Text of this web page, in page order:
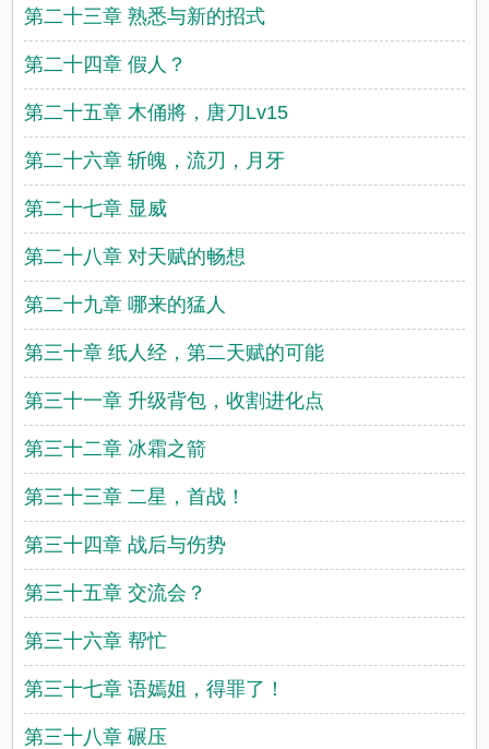
第二十三章 熟悉与新的招式
第二十四章 假人？
第二十五章 木俑將，唐刀Lv15
第二十六章 斩魄，流刃，月牙
第二十七章 显威
第二十八章 对天赋的畅想
第二十九章 哪来的猛人
第三十章 纸人经，第二天赋的可能
第三十一章 升级背包，收割进化点
第三十二章 冰霜之箭
第三十三章 二星，首战！
第三十四章 战后与伤势
第三十五章 交流会？
第三十六章 帮忙
第三十七章 语嫣姐，得罪了！
第三十八章 碾压